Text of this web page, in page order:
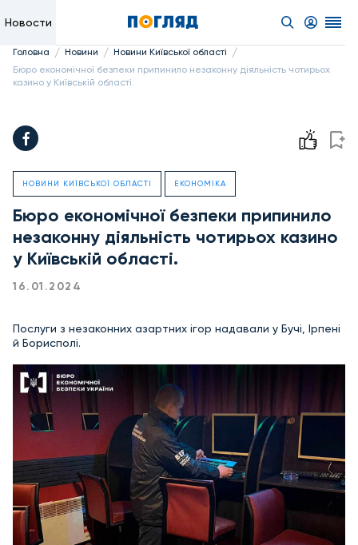
Новости
Головна / Новини / Новини Київської області /
Бюро економічної безпеки припинило незаконну діяльність чотирьох
казино у Київській області.
НОВИНИ КИЇВСЬКОЇ ОБЛАСТІ ЕКОНОМІКА
Бюро економічної безпеки припинило
незаконну діяльність чотирьох казино
у Київській області.
16.01.2024
Послуги з незаконних азартних ігор надавали у Бучі, Ірпені
й Борисполі.